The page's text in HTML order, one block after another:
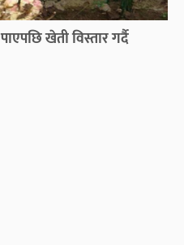
खेती विस्तार गर्दै